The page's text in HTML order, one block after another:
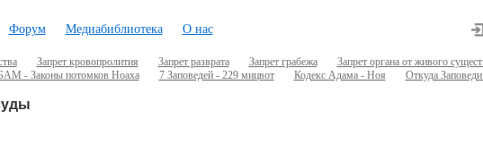
Форум Медиабиблиотека О нас
Запрет кровопролития Запрет разврата Запрет грабежа
Запрет органа от живого
- Законы потомков Ноаха 7 Заповедей - 229 мицвот Кодекс Адама - Ноя
Откуда